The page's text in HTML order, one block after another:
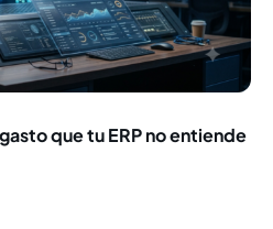
que tu ERP no entiende